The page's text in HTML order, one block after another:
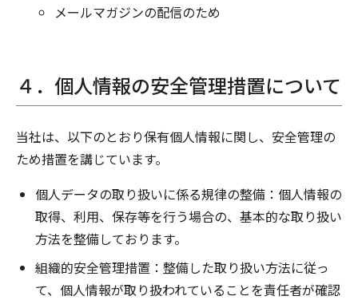
メールマガジンの配信のため
４．個人情報の安全管理措置について
当社は、以下のとおり保有個人情報に関し、安全管理の
ため措置を講じています。
個人データの取り扱いに係る規律の整備：個人情報の
取得、利用、保存等を行う場合の、基本的な取り扱い
方法を整備しております。
組織的安全管理措置：整備した取り扱い方法に従っ
て、個人情報が取り扱われていることを責任者が確認